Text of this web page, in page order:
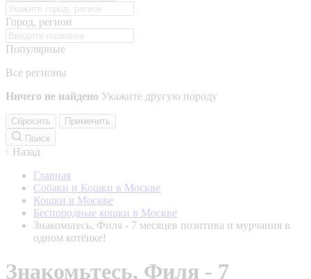
Город, регион
Популярные
Все регионы
Ничего не найдено Укажите другую породу
Сбросить
Применить
Поиск
Назад
Главная
Собаки и Кошки в Москве
Кошки в Москве
Беспородные кошки в Москве
Знакомьтесь, Филя - 7 месяцев позитива и мурчания в
одном котёнке!
Знакомьтесь, Филя - 7